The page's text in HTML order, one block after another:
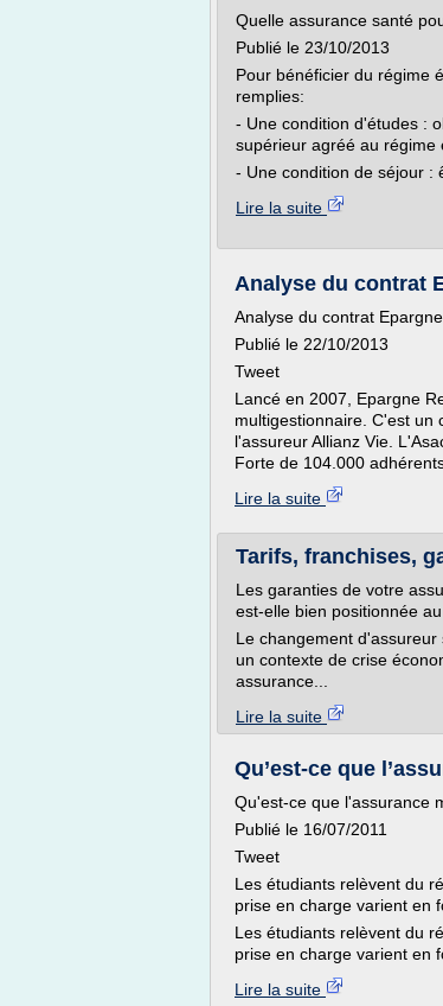
Quelle assurance santé
Publié le 23/10/2013
Pour bénéficier du régime
remplies:
- Une condition d'études :
supérieur agréé au régime
- Une condition de séjour :
Lire la suite
Analyse du contrat
Analyse du contrat
Publié le 22/10/2013
Tweet
Lancé en 2007, Epargne
multigestionnaire. C'est un
l'assureur Allianz Vie.
Forte de 104.000
Lire la suite
Tarifs, franchises,
Les garanties de votre
est-elle bien positionnée
Le changement
un contexte de crise
assurance...
Lire la suite
Qu’est-ce que
Qu'est-ce que l'assurance
Publié le 16/07/2011
Tweet
Les étudiants relèvent du
prise en charge varient en
Les étudiants relèvent du
prise en charge varient en
Lire la suite